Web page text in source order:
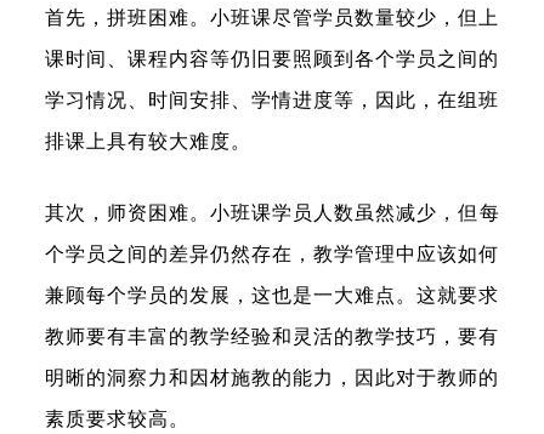
首先，拼班困难。小班课尽管学员数量较少，但上
课时间、课程内容等仍旧要照顾到各个学员之间的
学习情况、时间安排、学情进度等，因此，在组班
排课上具有较大难度。
其次，师资困难。
小班课学员人数虽然减少，但每
个学员之间的差异仍然存在，教学管理中应该如何
兼顾每个学员的发展，这也是一大难点。这就要求
教师要有丰富的教学经验和灵活的教学技巧，要有
明晰的洞察力和因材施教的能力，因此对于教师的
素质要求较高。